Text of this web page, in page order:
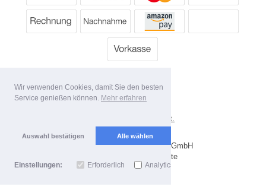
Wir verwenden Cookies, damit Sie den besten
Service genießen können. Mehr erfahren
Auswahl bestätigen Alle wählen
Einstellungen: Erforderlich Analytics
Alle Preise inkl. MwSt.
Lieferbedingungen
Copyright 2026 by Dartpoint GmbH
Mobile Shop by Shopgate